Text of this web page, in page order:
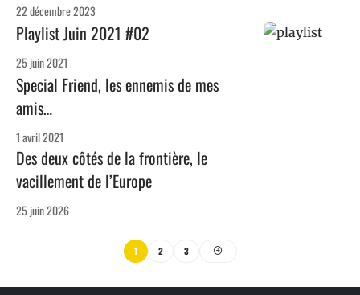
22 décembre 2023
Playlist Juin 2021 #02
25 juin 2021
Special Friend, les ennemis de mes
amis…
1 avril 2021
Des deux côtés de la frontière, le
vacillement de l’Europe
25 juin 2026
1 2 3